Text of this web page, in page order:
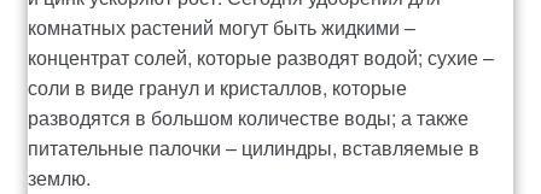
комнатных растений могут быть жидкими –
концентрат солей, которые разводят водой; сухие –
соли в виде гранул и кристаллов, которые
разводятся в большом количестве воды; а также
питательные палочки – цилиндры, вставляемые в
землю.